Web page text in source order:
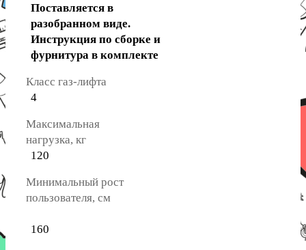
Поставляется в
разобранном виде.
Инструкция по сборке и
фурнитура в комплекте
Класс газ-лифта
4
Максимальная
нагрузка, кг
120
Минимальный рост
пользователя, см
160